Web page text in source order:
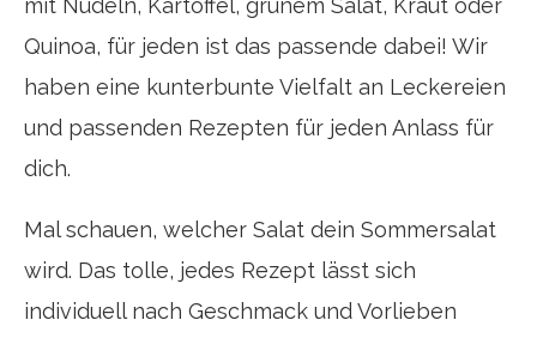
mit Nudeln, Kartoffel, grünem Salat, Kraut oder
Quinoa, für jeden ist das passende dabei! Wir
haben eine kunterbunte Vielfalt an Leckereien
und passenden Rezepten für jeden Anlass für
dich.
Mal schauen, welcher Salat dein Sommersalat
wird. Das tolle, jedes Rezept lässt sich
individuell nach Geschmack und Vorlieben